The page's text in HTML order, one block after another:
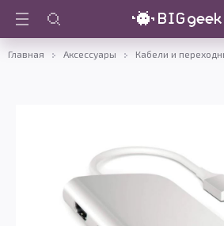
Главная Аксессуары Кабели и